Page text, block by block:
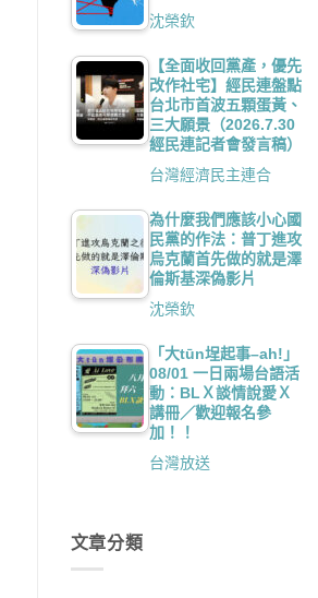
沈榮欽
【全面收回黨產，優先
改作社宅】經民連盤點
台北市首波五顆蛋黃、
三大願景（2026.7.30
經民連記者會發言稿）
台灣經濟民主連合
為什麼我們應該小心國
民黨的作法：普丁進攻
烏克蘭首先做的就是澤
倫斯基深偽影片
沈榮欽
「大tūn埕起事–ah!」
08/01 一日兩場台語活
動：BLＸ談情說愛Ｘ
講冊／歡迎報名參
加！！
台灣放送
文章分類